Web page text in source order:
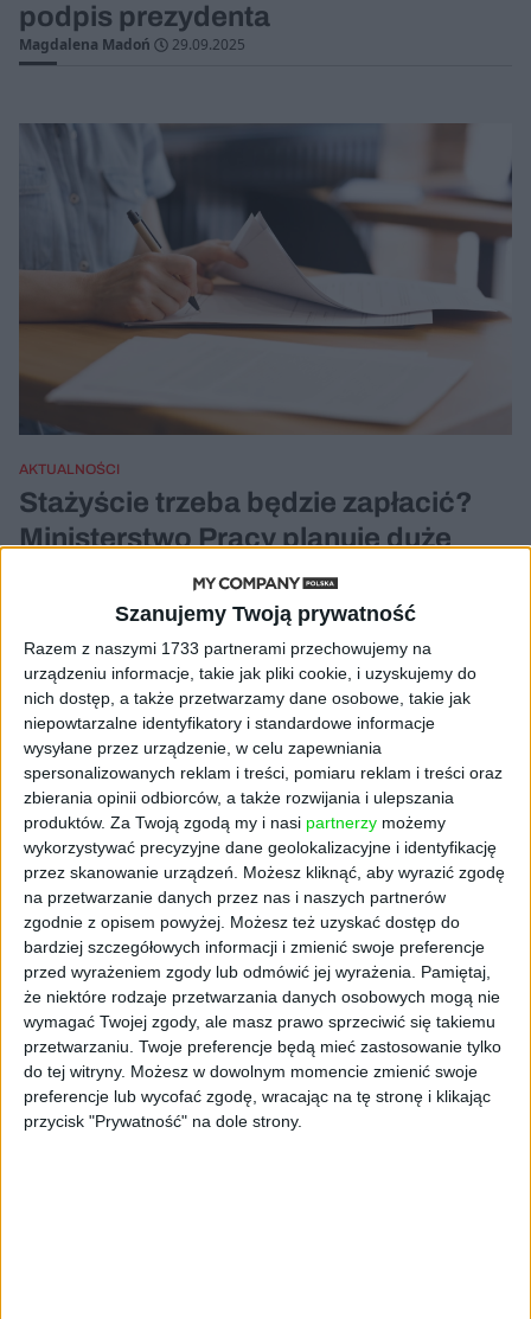
Szanujemy Twoją prywatność
Razem z naszymi 1733 partnerami przechowujemy na
urządzeniu informacje, takie jak pliki cookie, i uzyskujemy do
nich dostęp, a także przetwarzamy dane osobowe, takie jak
niepowtarzalne identyfikatory i standardowe informacje
wysyłane przez urządzenie, w celu zapewniania
spersonalizowanych reklam i treści, pomiaru reklam i treści oraz
zbierania opinii odbiorców, a także rozwijania i ulepszania
produktów. Za Twoją zgodą my i nasi partnerzy możemy
wykorzystywać precyzyjne dane geolokalizacyjne i identyfikację
przez skanowanie urządzeń. Możesz kliknąć, aby wyrazić zgodę
na przetwarzanie danych przez nas i naszych partnerów
zgodnie z opisem powyżej. Możesz też uzyskać dostęp do
bardziej szczegółowych informacji i zmienić swoje preferencje
przed wyrażeniem zgody lub odmówić jej wyrażenia.
Pamiętaj,
że niektóre rodzaje przetwarzania danych osobowych mogą nie
wymagać Twojej zgody, ale masz prawo sprzeciwić się takiemu
przetwarzaniu. Twoje preferencje będą mieć zastosowanie tylko
do tej witryny. Możesz w dowolnym momencie zmienić swoje
preferencje lub wycofać zgodę, wracając na tę stronę i klikając
przycisk "Prywatność" na dole strony.
podpis prezydenta
Magdalena Madoń 29.09.2025
AKTUALNOŚCI
Stażyście trzeba będzie zapłacić?
Ministerstwo Pracy planuje duże
24.09.2025
AKTUALNOŚCI
Zdalny staż z urzędu pracy. Nowe
możliwości dla pracodawców
Magdalena Madoń 20.06.2025